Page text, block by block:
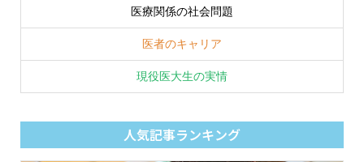
医療関係の社会問題
医者のキャリア
現役医大生の実情
人気記事ランキング